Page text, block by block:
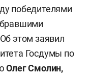
победителями
этом заявил
Госдумы по
Олег Смолин,